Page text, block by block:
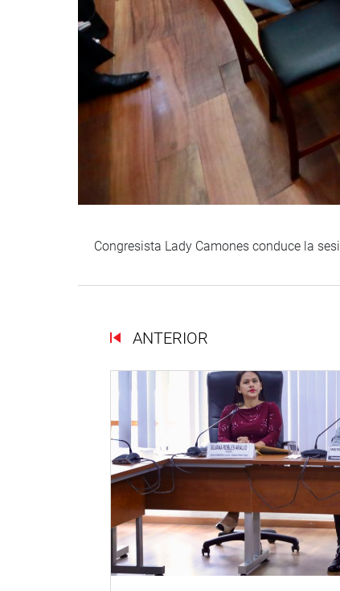
Congresista Lady Camones conduce la
ANTERIOR